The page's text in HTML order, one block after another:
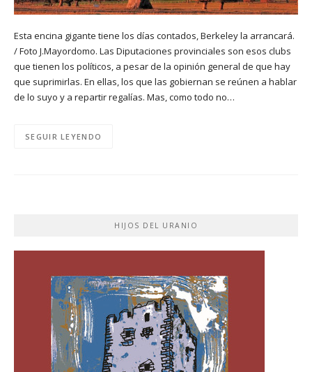
Esta encina gigante tiene los días contados, Berkeley la arrancará.
/ Foto J.Mayordomo. Las Diputaciones provinciales son esos clubs
que tienen los políticos, a pesar de la opinión general de que hay
que suprimirlas. En ellas, los que las gobiernan se reúnen a hablar
de lo suyo y a repartir regalías. Mas, como todo no…
SEGUIR LEYENDO
HIJOS DEL URANIO